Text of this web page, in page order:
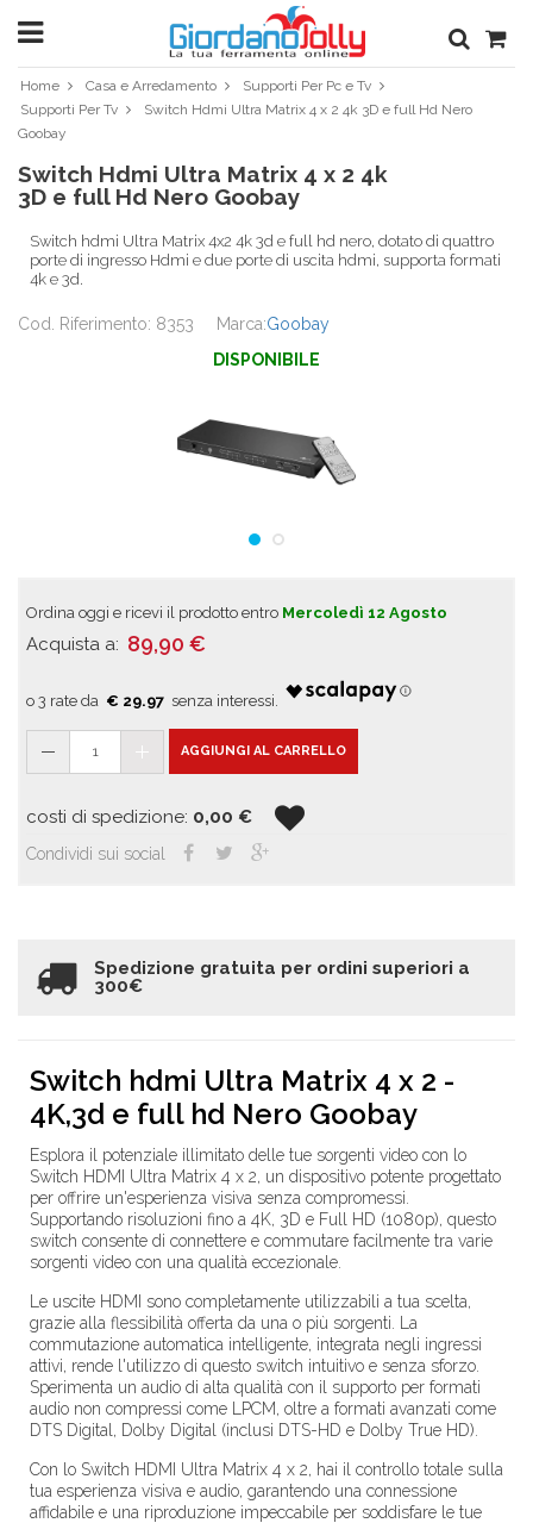
Home Casa e Arredamento
Supporti Per Pc e Tv
Supporti Per Tv
Switch Hdmi Ultra Matrix 4 x 2 4k 3D e full Hd Nero
Goobay
Switch Hdmi Ultra Matrix 4 x 2 4k
3D e full Hd Nero Goobay
Switch hdmi Ultra Matrix 4x2 4k 3d e full hd nero, dotato di quattro
porte di ingresso Hdmi e due porte di uscita hdmi, supporta formati
4k e 3d.
Cod. Riferimento: 8353 Marca:Goobay
DISPONIBILE
Ordina oggi e ricevi il prodotto entro Mercoledì 12 Agosto
Acquista a: 89,90 €
€ 29.97
1 AGGIUNGI AL CARRELLO
costi di spedizione: 0,00 €
Condividi sui social
Spedizione gratuita per ordini superiori a
300€
Switch hdmi Ultra Matrix 4 x 2 -
4K,3d e full hd Nero Goobay
Esplora il potenziale illimitato delle tue sorgenti video con lo
Switch HDMI Ultra Matrix 4 x 2, un dispositivo potente progettato
per offrire un'esperienza visiva senza compromessi.
Supportando risoluzioni fino a 4K, 3D e Full HD (1080p), questo
switch consente di connettere e commutare facilmente tra varie
sorgenti video con una qualità eccezionale.
Le uscite HDMI sono completamente utilizzabili a tua scelta,
grazie alla flessibilità offerta da una o più sorgenti. La
commutazione automatica intelligente, integrata negli ingressi
attivi, rende l'utilizzo di questo switch intuitivo e senza sforzo.
Sperimenta un audio di alta qualità con il supporto per formati
audio non compressi come LPCM, oltre a formati avanzati come
DTS Digital, Dolby Digital (inclusi DTS-HD e Dolby True HD).
Con lo Switch HDMI Ultra Matrix 4 x 2, hai il controllo totale sulla
tua esperienza visiva e audio, garantendo una connessione
affidabile e una riproduzione impeccabile per soddisfare le tue